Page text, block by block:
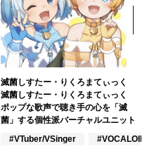
滅菌しすたー・りくろまてぃっく
滅菌しすたー・りくろまてぃっく
ポップな歌声で聴き手の心を「滅
菌」する個性派バーチャルユニット
#VTuber/VSinger
#VOCALOID